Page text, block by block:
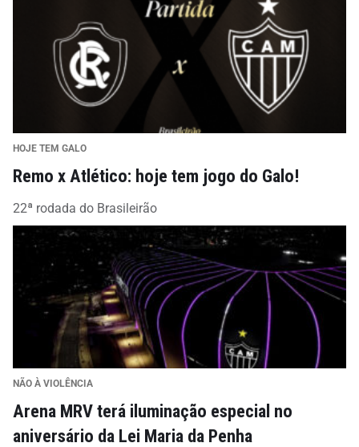
HOJE TEM GALO
Remo x Atlético: hoje tem jogo do Galo!
22ª rodada do Brasileirão
NÃO À VIOLÊNCIA
Arena MRV terá iluminação especial no
aniversário da Lei Maria da Penha